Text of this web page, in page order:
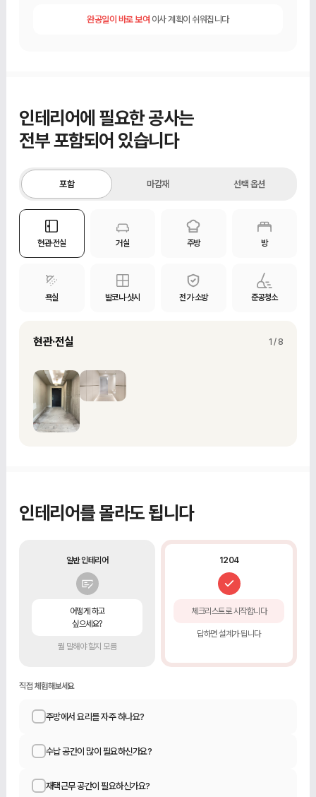
완공일이 바로 보여 이사 계획이 쉬워집니다
인테리어에 필요한 공사는
전부 포함되어 있습니다
포함 마감재 선택 옵션
현관·전실 거실 주방 방
욕실 발코니·샷시 전기·소방 준공청소
현관·전실 1 / 8
현관과 전실의 기존 벽·바닥 마감재 철거
인테리어를 몰라도 됩니다
일반 인테리어
어떻게 하고
싶으세요?
뭘 말해야 할지 모름
1204
체크리스트로 시작합니다
답하면 설계가 됩니다
직접 체험해보세요
주방에서 요리를 자주 하나요?
수납 공간이 많이 필요하신가요?
재택근무 공간이 필요하신가요?